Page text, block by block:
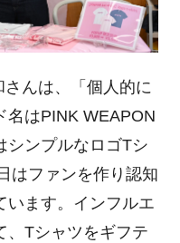
さんは、「個人的に
名はPINK WEAPON
シンプルなロゴTシ
はファンを作り認知
います。インフルエ
、Tシャツをギフテ